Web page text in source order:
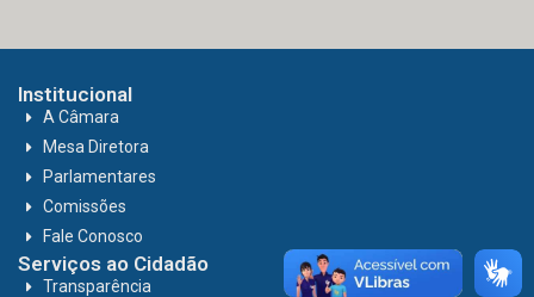
Institucional
A Câmara
Mesa Diretora
Parlamentares
Comissões
Fale Conosco
Serviços ao Cidadão
Transparência